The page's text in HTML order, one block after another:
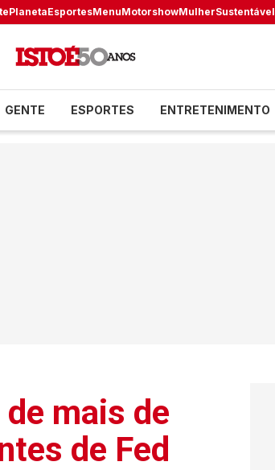
PlanetaEsportesMenuMotorshowMulherSustentável
GENTE ESPORTES ENTRETENIMENTO
mais de
de Fed